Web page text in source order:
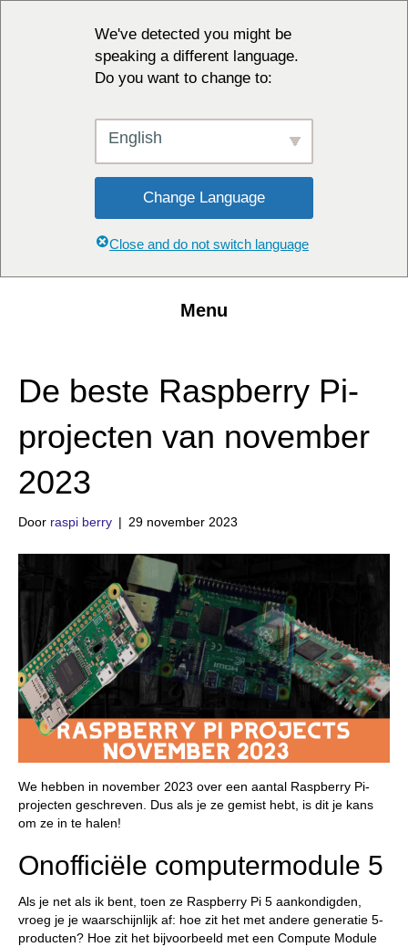
We've detected you might be
speaking a different language.
Do you want to change to:
English
Change Language
Close and do not switch language
Menu
De beste Raspberry Pi-
projecten van november
2023
Door raspi berry | 29 november 2023
We hebben in november 2023 over een aantal Raspberry Pi-
projecten geschreven. Dus als je ze gemist hebt, is dit je kans
om ze in te halen!
Onofficiële computermodule 5
Als je net als ik bent, toen ze Raspberry Pi 5 aankondigden,
vroeg je je waarschijnlijk af: hoe zit het met andere generatie 5-
producten? Hoe zit het bijvoorbeeld met een Compute Module